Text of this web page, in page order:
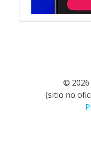
© 2026
(sitio no